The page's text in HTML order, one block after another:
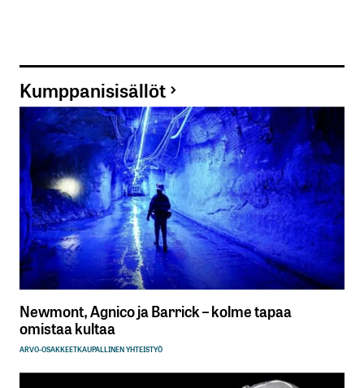
Kumppanisisällöt
Newmont, Agnico ja Barrick – kolme tapaa
omistaa kultaa
ARVO-OSAKKEETKAUPALLINEN YHTEISTYÖ